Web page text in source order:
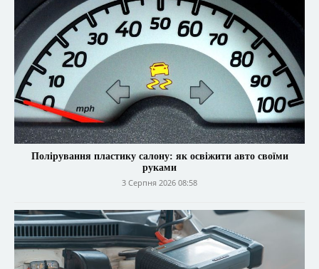
Полірування пластику салону: як освіжити авто своїми
руками
3 Серпня 2026 08:58